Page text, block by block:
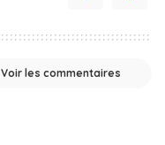
Voir les commentaires